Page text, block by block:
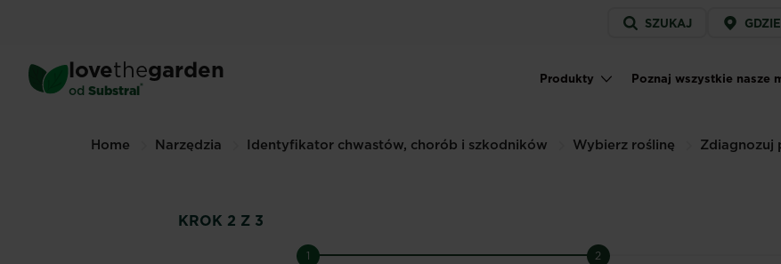
content
Service
menu
SZUKAJ
lovethegarden
od Substral® Main navigation
Produkty Poznaj wszystkie nasze
Home Narzędzia Identyfikator chwastów, chorób i szkodników Wybierz roślinę Zdiagnozuj
KROK 2 Z 3
1 2